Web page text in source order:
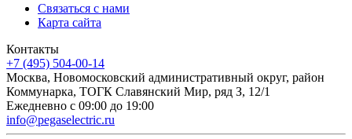
Связаться с нами
Карта сайта
Контакты
+7 (495) 504-00-14
Москва, Новомосковский административный округ, район
Коммунарка, ТОГК Славянский Мир, ряд З, 12/1
Ежедневно с 09:00 до 19:00
info@pegaselectric.ru